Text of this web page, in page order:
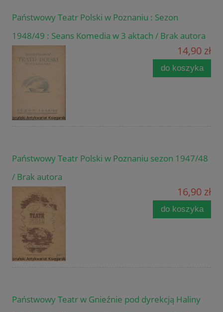
Państwowy Teatr Polski w Poznaniu : Sezon
1948/49 : Seans Komedia w 3 aktach / Brak autora
14,90 zł
do koszyka
Państwowy Teatr Polski w Poznaniu sezon 1947/48
/ Brak autora
16,90 zł
do koszyka
Państwowy Teatr w Gnieźnie pod dyrekcją Haliny